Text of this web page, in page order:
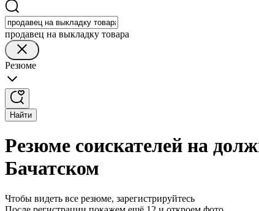
продавец на выкладку товара
Резюме
Найти
Резюме соискателей на
Бачатском
Чтобы видеть все резюме, зарегистрируйтесь